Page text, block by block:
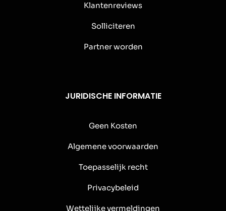
Klantenreviews
Solliciteren
Partner worden
JURIDISCHE INFORMATIE
Geen Kosten
Algemene voorwaarden
Toepasselijk recht
Privacybeleid
Wettelijke vermeldingen